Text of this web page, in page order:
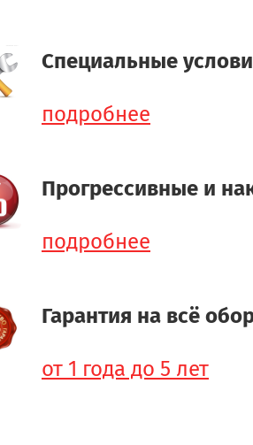
Специальные
подробнее
Прогрессивные и
подробнее
Гарантия на всё
от 1 года до 5 лет